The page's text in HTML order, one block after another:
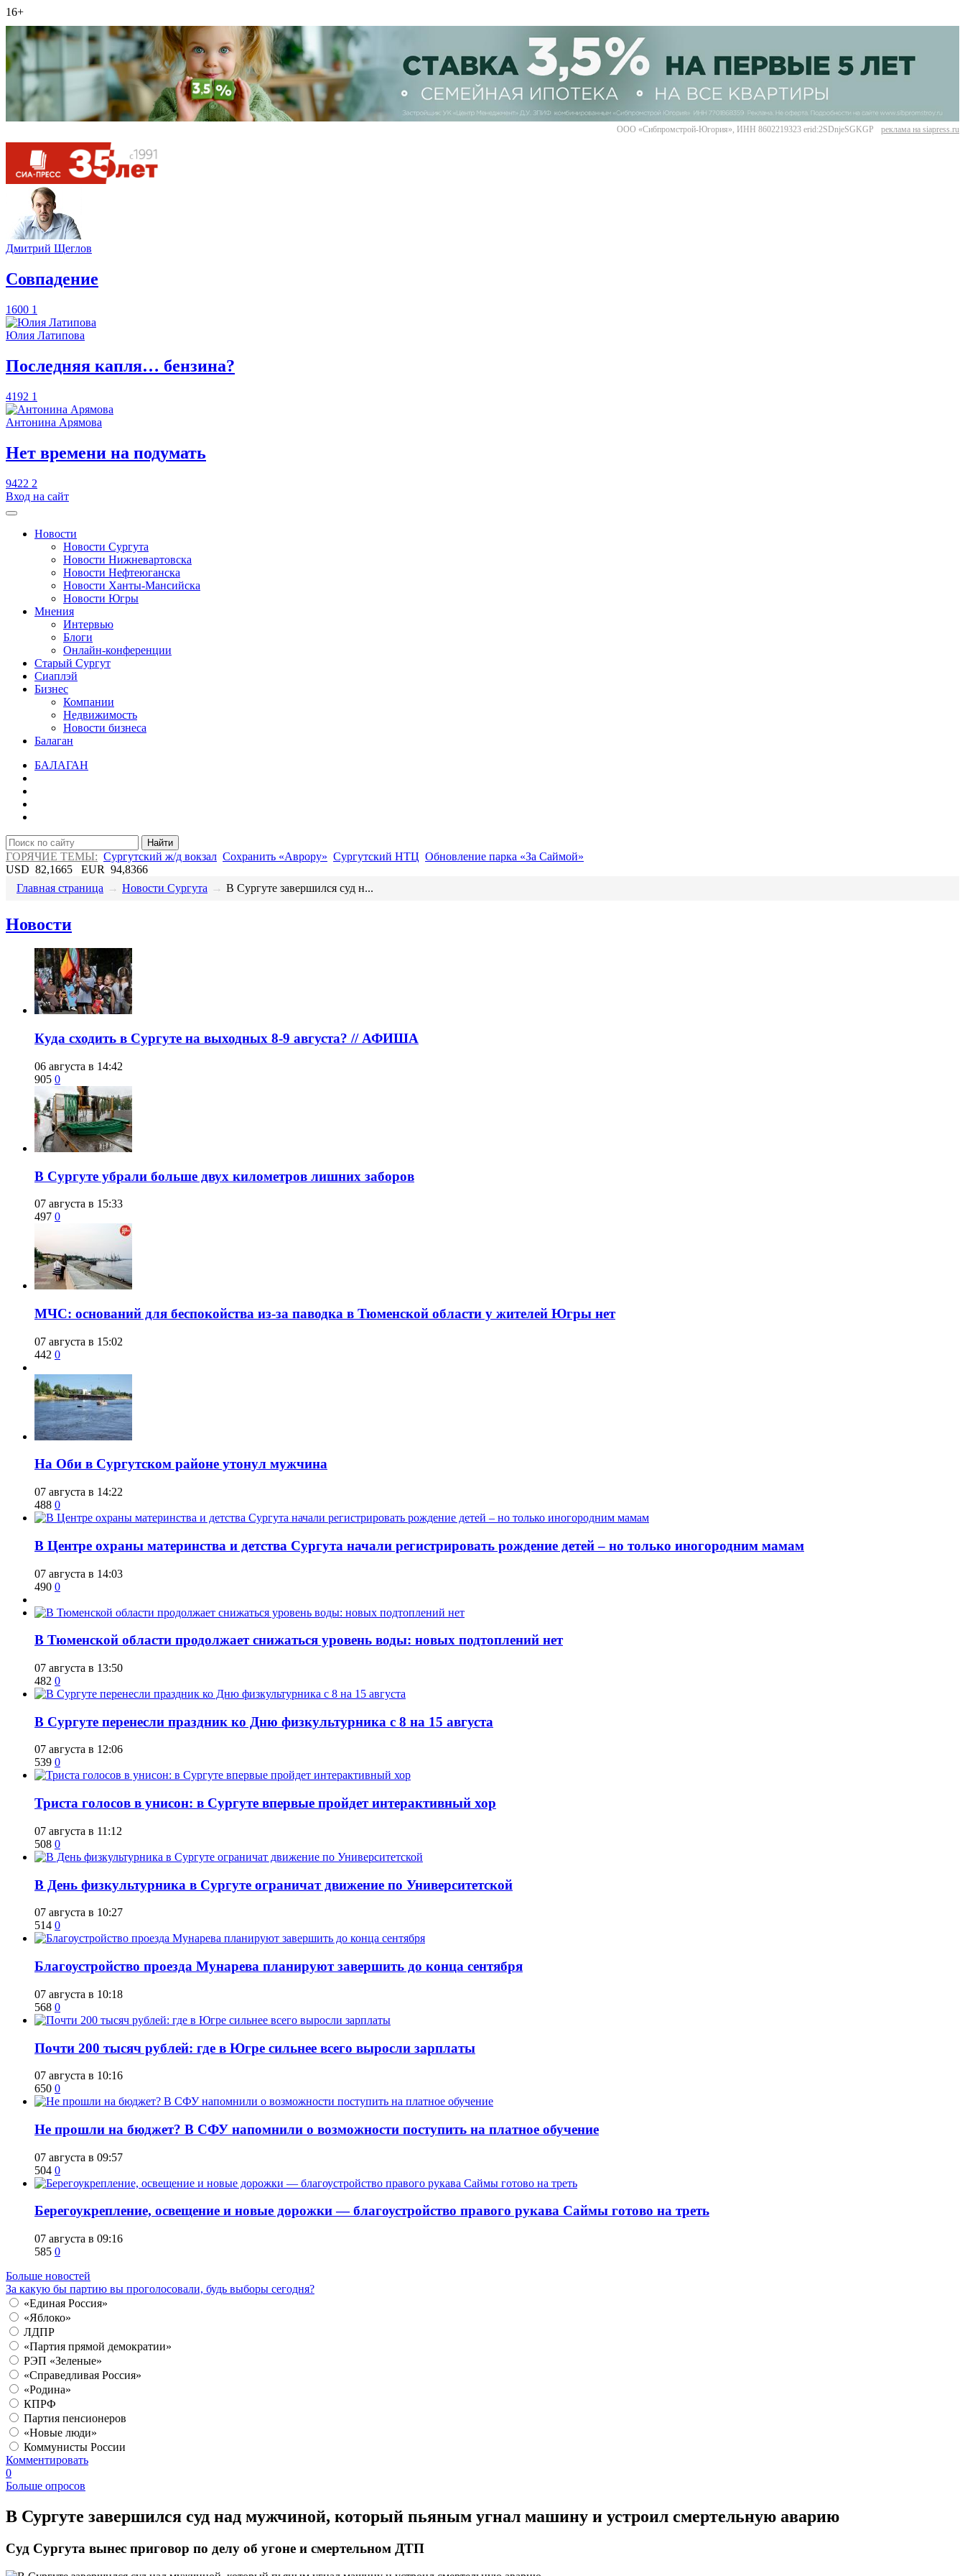
16+
ООО «Сибпромстрой-Югория», ИНН 8602219323 erid:2SDnjeSGKGP реклама на siapress.ru
Дмитрий Щеглов
​Совпадение
1600 1
Юлия Латипова
​Последняя капля… бензина?
4192 1
Антонина Арямова
​Нет времени на подумать
9422 2
Вход на сайт
Новости
Новости Сургута
Новости Нижневартовска
Новости Нефтеюганска
Новости Ханты-Мансийска
Новости Югры
Мнения
Интервью
Блоги
Онлайн-конференции
Старый Сургут
Сиаплэй
Бизнес
Компании
Недвижимость
Новости бизнеса
Балаган
БАЛАГАН
Найти
ГОРЯЧИЕ ТЕМЫ: Сургутский ж/д вокзал Сохранить «Аврору» Сургутский НТЦ Обновление парка «За Саймой»
USD 82,1665 EUR 94,8366
Главная страница → Новости Сургута → В Сургуте завершился суд н...
Новости
​Куда сходить в Сургуте на выходных 8-9 августа? // АФИША
06 августа в 14:42
905 0
​В Сургуте убрали больше двух километров лишних заборов
07 августа в 15:33
497 0
​МЧС: оснований для беспокойства из-за паводка в Тюменской области у жителей Югры нет
07 августа в 15:02
442 0
​На Оби в Сургутском районе утонул мужчина
07 августа в 14:22
488 0
​В Центре охраны материнства и детства Сургута начали регистрировать рождение детей – но только иногородним мамам
07 августа в 14:03
490 0
​В Тюменской области продолжает снижаться уровень воды: новых подтоплений нет
07 августа в 13:50
482 0
​В Сургуте перенесли праздник ко Дню физкультурника с 8 на 15 августа
07 августа в 12:06
539 0
​Триста голосов в унисон: в Сургуте впервые пройдет интерактивный хор
07 августа в 11:12
508 0
​В День физкультурника в Сургуте ограничат движение по Университетской
07 августа в 10:27
514 0
Благоустройство проезда Мунарева планируют завершить до конца сентября
07 августа в 10:18
568 0
​Почти 200 тысяч рублей: где в Югре сильнее всего выросли зарплаты
07 августа в 10:16
650 0
Не прошли на бюджет? В СФУ напомнили о возможности поступить на платное обучение
07 августа в 09:57
504 0
Берегоукрепление, освещение и новые дорожки — благоустройство правого рукава Саймы готово на треть
07 августа в 09:16
585 0
Больше новостей
За какую бы партию вы проголосовали, будь выборы сегодня?
«Единая Россия»
«Яблоко»
ЛДПР
«Партия прямой демократии»
РЭП «Зеленые»
«Справедливая Россия»
«Родина»
КПРФ
Партия пенсионеров
«Новые люди»
Коммунисты России
Комментировать
0
Больше опросов
В Сургуте завершился суд над мужчиной, который пьяным угнал машину и устроил смертельную аварию
Суд Сургута вынес приговор по делу об угоне и смертельном ДТП